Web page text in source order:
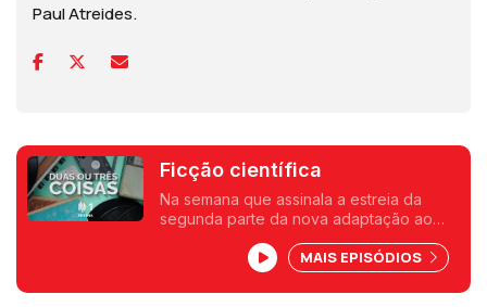
Paul Atreides.
Ficção científica
Na semana que assinala a estreia da
segunda parte da nova adaptação ao
Denis Villeneuve, lançamos um olhar
sobre filmes que nasceram da literatura
de ficção científica.
MAIS EPISÓDIOS